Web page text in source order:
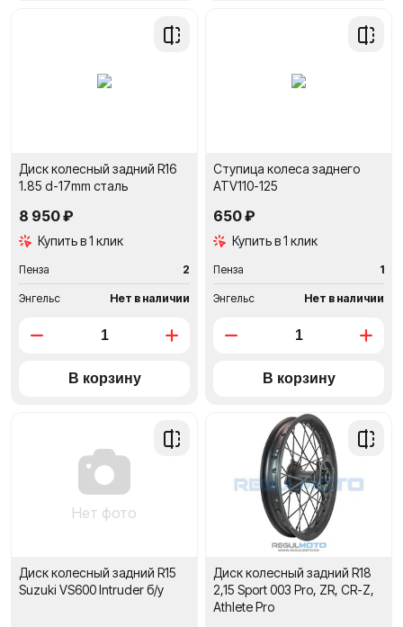
Добавить
Диск колесный задний R16
1.85 d-17mm сталь
8 950 ₽
Купить в 1 клик
Пенза 2
Энгельс Нет в наличии
Ступица колеса заднего
ATV110-125
650 ₽
Купить в 1 клик
Пенза 1
Энгельс Нет в наличии
Добавить
Нет фото
Диск колесный задний R15
Suzuki VS600 Intruder б/у
Диск колесный задний R18
2,15 Sport 003 Pro, ZR, CR-Z,
Athlete Pro